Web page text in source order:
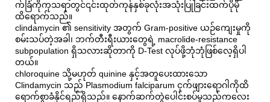
က်ခြံကိုကုသရာတွင်၎င်းထုတ်ကုန်နှစ်ခုလုံးအသုံးပြုခြင်းထက်ပိုမို
ထိရောက်သည်။
clindamycin ၏ sensitivity အတွက် Gram-positive ယဉ်ကျေးမှုကို
စမ်းသပ်တဲ့အခါ၊ ဘက်တီးရီးယားတွေရဲ့ macrolide-resistance
subpopulation ရှိသလားဆိုတာကို D-Test လုပ်ဖို့ဘုံဘုံဖြစ်လေ့ရှိပါ
တယ်။
chloroquine သို့မဟုတ် quinine နှင့်အတူပေးထားသော
Clindamycin သည် Plasmodium falciparum ငှက်ဖျားရောဂါကိုထိ
ရောက်စွာခံနိုင်ရည်ရှိသည်။ နောက်ဆက်တွဲပေါင်းစပ်မှုသည်ကလေး